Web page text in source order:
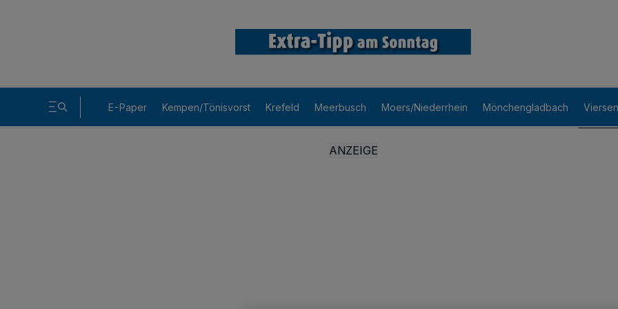
E-Paper Kempen/Tönisvorst Krefeld Meerbusch Moers/Niederrhein Mönchengladbach Viersen